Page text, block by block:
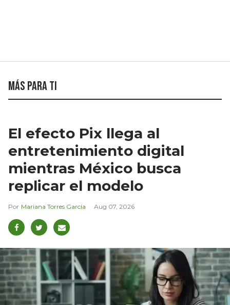
Más para ti
El efecto Pix llega al
entretenimiento digital
mientras México busca
replicar el modelo
Mariana Torres García Aug 07, 2026